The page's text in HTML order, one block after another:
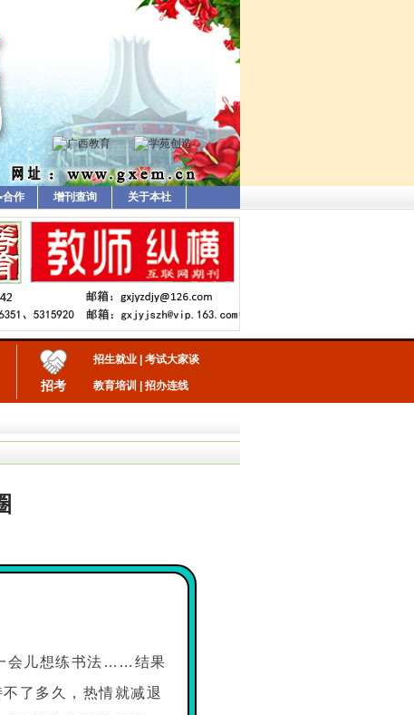
合作 增刊查询 关于本社
招考
招生就业 考试大家谈
教育培训 招办连线
会儿想练书法……结果
了多久，热情就减退